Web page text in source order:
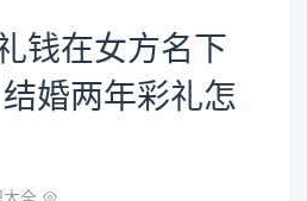
钱在女方名下
婚两年彩礼怎